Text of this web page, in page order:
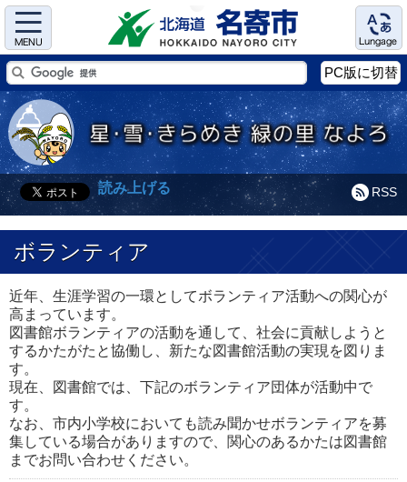
Menu Language
PC版に切替
RSS
読み上げる
ボランティア
近年、生涯学習の一環としてボランティア活動への関心が
高まっています。
図書館ボランティアの活動を通して、社会に貢献しようと
するかたがたと協働し、新たな図書館活動の実現を図りま
す。
現在、図書館では、下記のボランティア団体が活動中で
す。
なお、市内小学校においても読み聞かせボランティアを募
集している場合がありますので、関心のあるかたは図書館
までお問い合わせください。